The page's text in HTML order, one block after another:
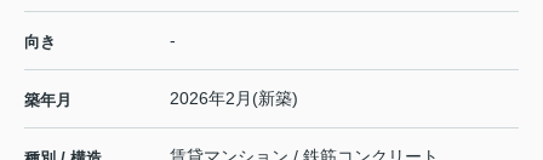
向き -
築年月 2026年2月(新築)